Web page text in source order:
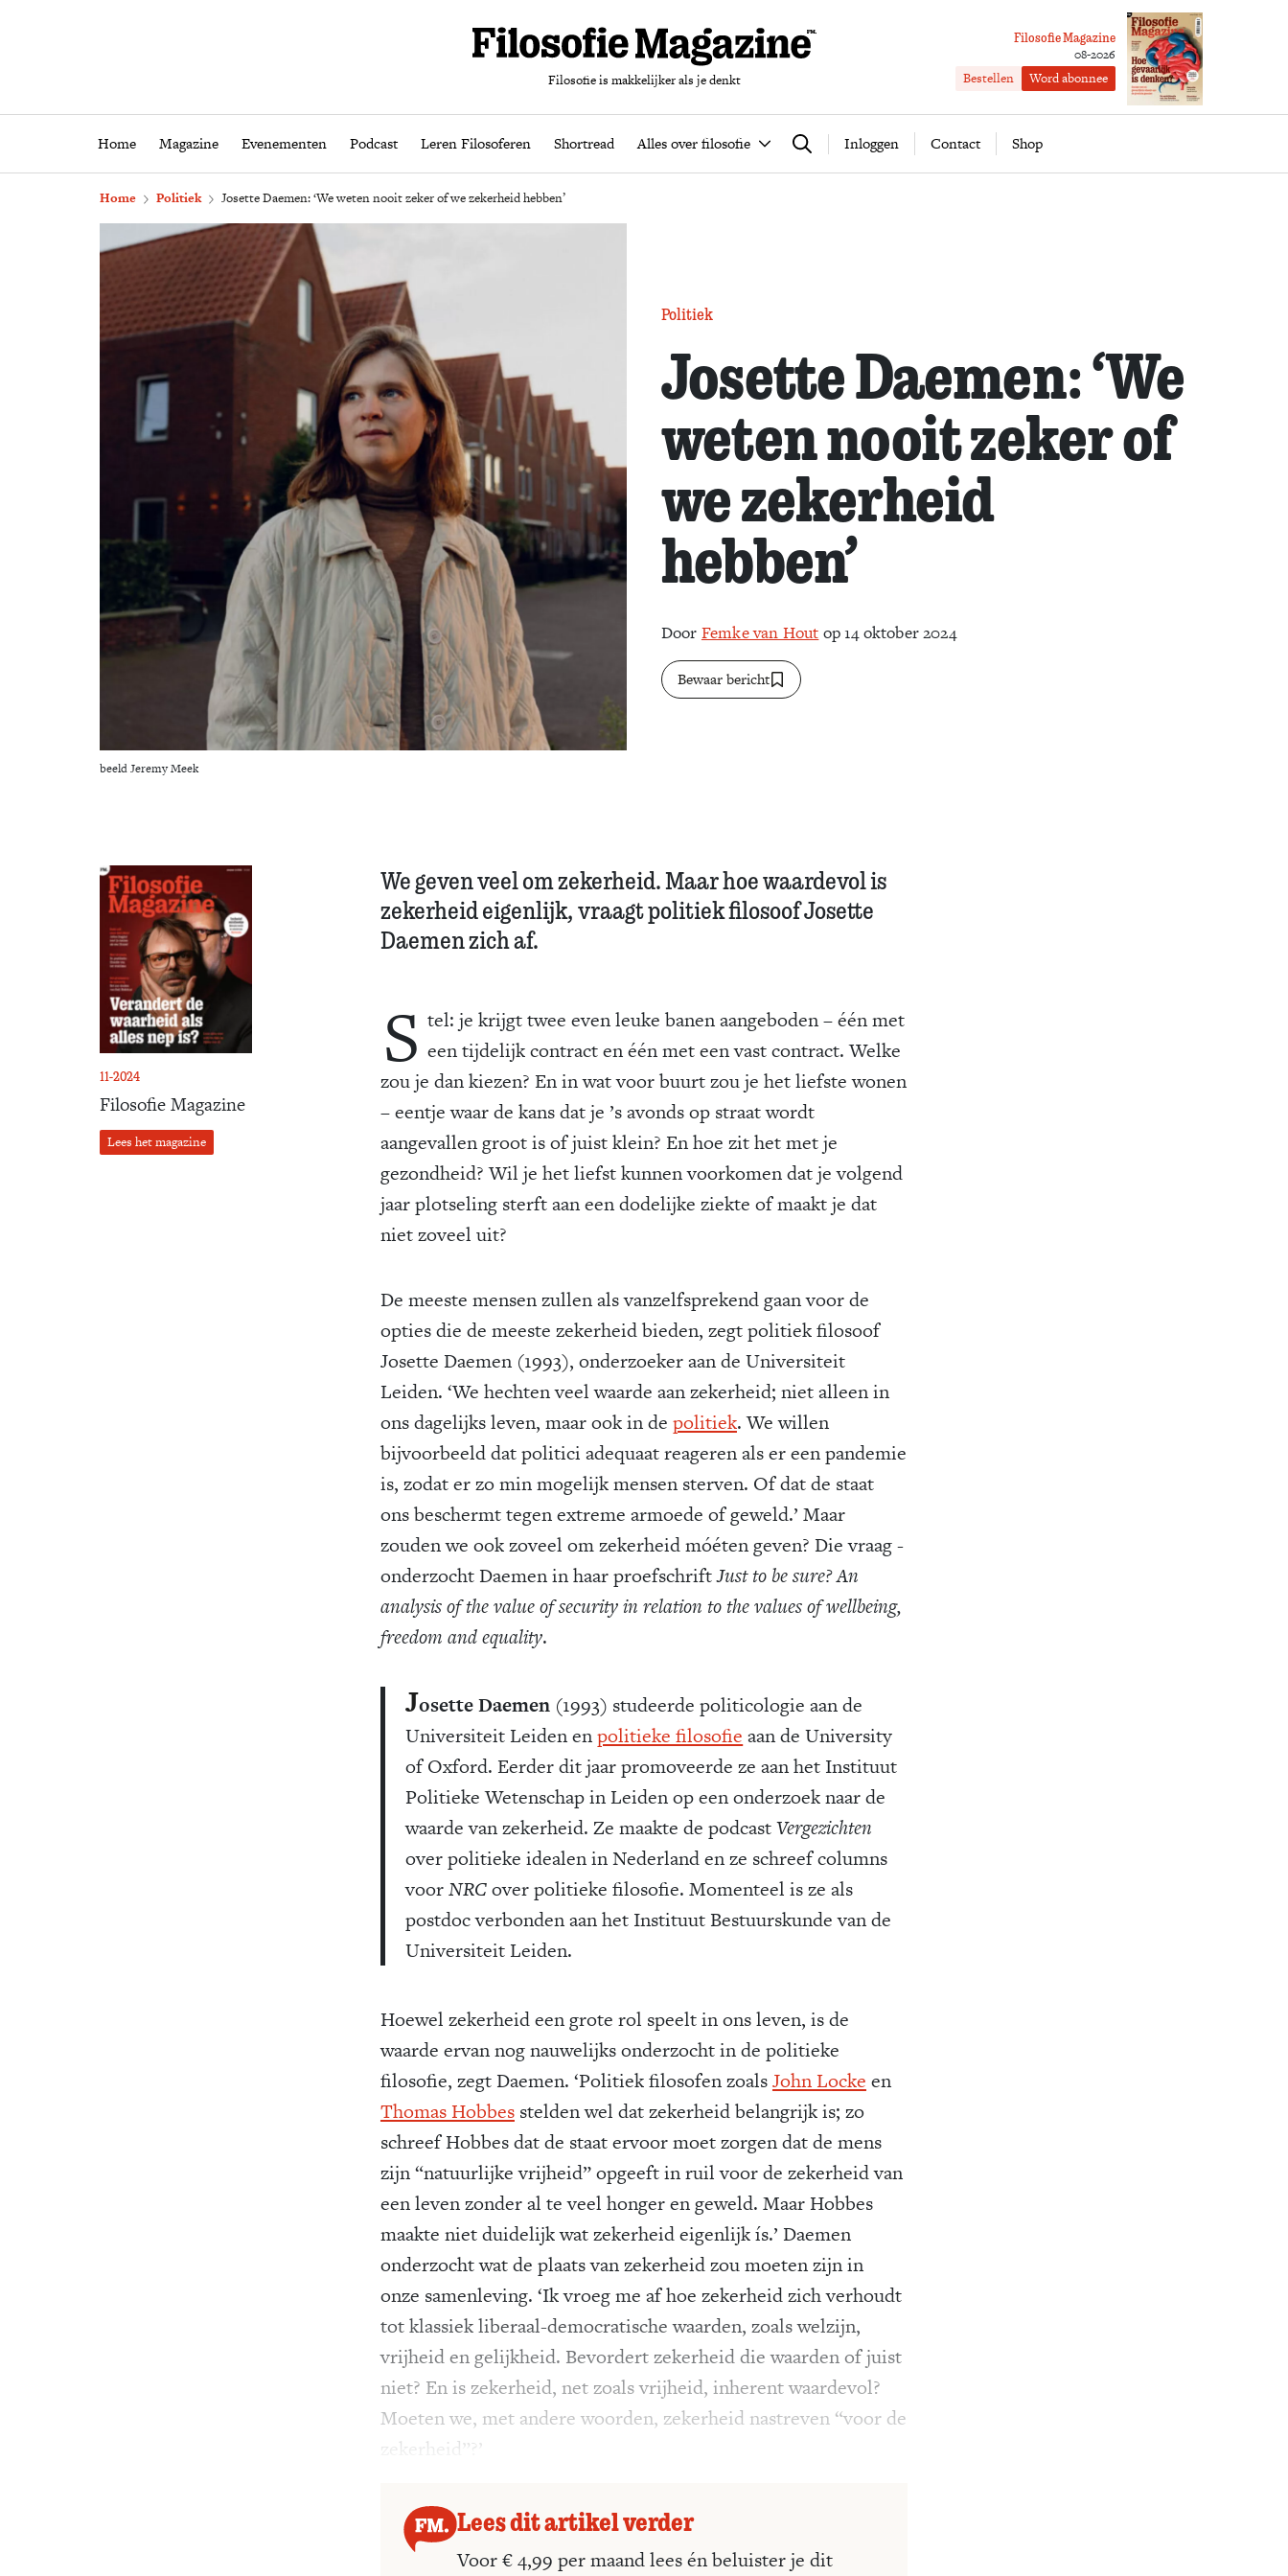
Filosofie is makkelijker als je denkt
Filosofie Magazine
08-2026
Bestellen Word abonnee
Home Magazine Evenementen Podcast Leren Filosoferen Shortread Alles over filosofie Zoeken Inloggen Contact Shop
Home Magazine Evenementen Podcast Leren Filosoferen Shortread Alles over filosofie Word abonnee
Home Politiek Josette Daemen: ‘We weten nooit zeker of we zekerheid hebben’
Politiek
Josette Daemen: ‘We
weten nooit zeker of
we zekerheid
hebben’
Door Femke van Hout op 14 oktober 2024
Bewaar bericht
beeld Jeremy Meek
11-2024
Filosofie Magazine
Lees het magazine
We geven veel om zekerheid. Maar hoe waardevol is
zekerheid eigenlijk, vraagt politiek filosoof Josette
Daemen zich af.
S tel: je krijgt twee even leuke banen aangeboden – één met
een ­tijdelijk contract en één met een vast ­contract. Welke
zou je dan kiezen? En in wat voor buurt zou je het liefste ­wonen
– eentje waar de kans dat je ’s avonds op straat wordt
aangevallen groot is of juist klein? En hoe zit het met je
gezondheid? Wil je het liefst kunnen voorkomen dat je volgend
jaar plotseling sterft aan een ­dodelijke ziekte of maakt je dat
niet zoveel uit?
De meeste mensen zullen als vanzelfsprekend gaan voor de
opties die de meeste zekerheid bieden, zegt politiek filosoof
Josette Daemen (1993), onderzoeker aan de Universiteit
Leiden. ‘We hechten veel waarde aan zekerheid; niet alleen in
ons dagelijks leven, maar ook in de politiek. We willen
bijvoorbeeld dat politici adequaat reageren als er een pandemie
is, zodat er zo min mogelijk mensen sterven. Of dat de staat
ons beschermt tegen extreme ­armoede of geweld.’ Maar
zouden we ook zoveel om zekerheid móéten geven? Die vraag ­
onderzocht Daemen in haar proefschriftJust to be sure? An
analysis of the value of security in relation to the values of wellbeing,
freedom and equality.
Josette Daemen (1993) studeerde politicologie aan de
Universiteit Leiden enpolitieke filosofie aan de University
of Oxford. Eerder dit jaar promoveerde ze aan het Instituut
Politieke Wetenschap in Leiden op een onderzoek naar de
waarde van zekerheid. Ze maakte de podcastVergezichten
over politieke idealen in Nederland en ze schreef columns
voorNRCover politieke filosofie. Momenteel is ze als
postdoc verbonden aan het Instituut Bestuurskunde van de
Universiteit Leiden.
Hoewel zekerheid een grote rol speelt in ons leven, is de
waarde ervan nog nauwelijks onderzocht in de politieke
filosofie, zegt ­Daemen. ‘Politiek filosofen zoalsJohn Locke en
Thomas Hobbesstelden wel dat zekerheid belangrijk is; zo
schreef Hobbes dat de staat ervoor moet zorgen dat de mens
zijn “natuurlijke vrijheid” opgeeft in ruil voor de zekerheid van
een leven zonder al te veel honger en geweld. Maar Hobbes
maakte niet duidelijk wat zekerheid eigenlijk ís.’ Daemen
onderzocht wat de plaats van zekerheid zou moeten zijn in
onze samenleving. ‘Ik vroeg me af hoe zekerheid zich verhoudt
tot klassiek liberaal-democratische waarden, zoals welzijn,
vrijheid en gelijkheid. Bevordert zekerheid die waarden of juist
niet? En is zekerheid, net zoals vrijheid, inherent waardevol?
Moeten we, met andere woorden, ­zekerheid nastreven “voor de
­zekerheid”?’
Lees dit artikel verder
Voor € 4,99 per maand lees én beluister je dit